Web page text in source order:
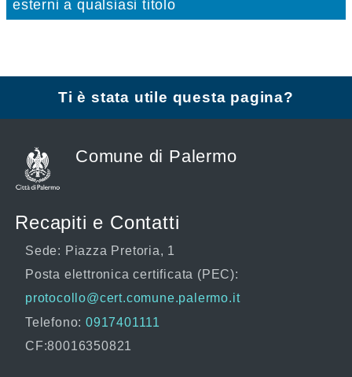
esterni a qualsiasi titolo
Ti è stata utile questa pagina?
Comune di Palermo
Recapiti e Contatti
Sede: Piazza Pretoria, 1
Posta elettronica certificata (PEC):
protocollo@cert.comune.palermo.it
Telefono: 0917401111
CF:80016350821